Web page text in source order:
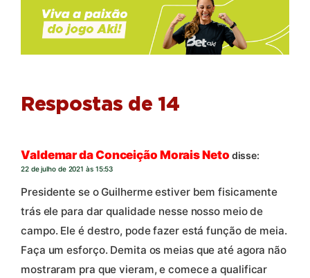
Respostas de 14
Valdemar da Conceição Morais Neto disse:
22 de julho de 2021 às 15:53
Presidente se o Guilherme estiver bem fisicamente
trás ele para dar qualidade nesse nosso meio de
campo. Ele é destro, pode fazer está função de meia.
Faça um esforço. Demita os meias que até agora não
mostraram pra que vieram, e comece a qualificar